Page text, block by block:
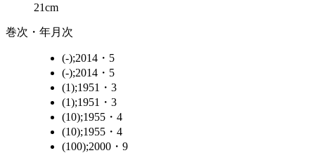
21cm
巻次・年月次
(-);2014・5
(-);2014・5
(1);1951・3
(1);1951・3
(10);1955・4
(10);1955・4
(100);2000・9